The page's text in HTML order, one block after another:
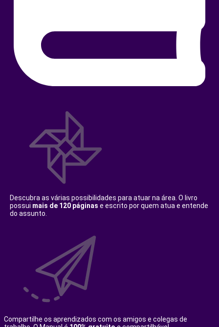
Descubra as várias possibilidades para atuar na área. O livro
possui mais de 120 páginas e escrito por quem atua e entende
do assunto.
Compartilhe os aprendizados com os amigos e colegas de